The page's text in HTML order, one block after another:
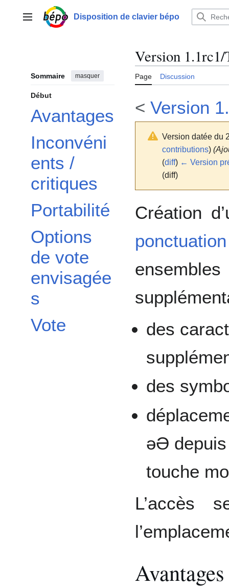
contenuMenu principalDisposition de clavier bépo
Sommaire masquer
Début
Avantages
Inconvéni
ents /
critiques
Portabilité
Options
de vote
envisagée
s
Vote
Version
Page Discussion
< Version
Version datée du
contributions)
(diff) ← Version
(diff)
Création
ponctuation
des
des
əƏ
touche
Avantages